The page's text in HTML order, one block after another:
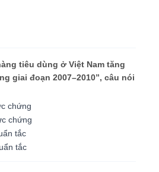
tiêu dùng ở Việt Nam tăng
giai đoạn 2007–2010”, câu nói
chứng
chứng
tắc
tắc